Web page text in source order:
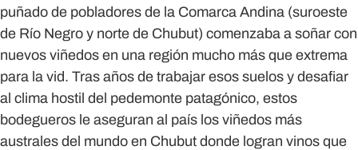
puñado de pobladores de la Comarca Andina (suroeste
de Río Negro y norte de Chubut) comenzaba a soñar con
nuevos viñedos en una región mucho más que extrema
para la vid. Tras años de trabajar esos suelos y desafiar
al clima hostil del pedemonte patagónico, estos
bodegueros le aseguran al país los viñedos más
australes del mundo en Chubut donde logran vinos que